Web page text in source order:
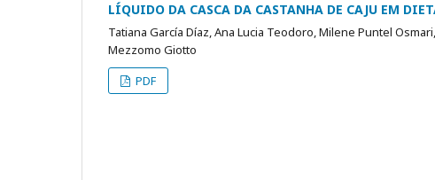
LÍQUIDO DA CASCA DA CASTANHA DE CAJU EM
Tatiana García Díaz, Ana Lucia Teodoro, Milene Puntel
Mezzomo Giotto
PDF